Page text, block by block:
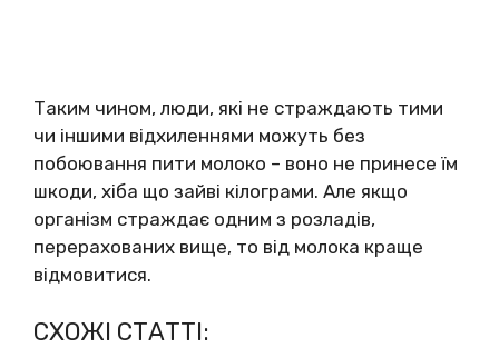
Таким чином, люди, які не страждають тими
чи іншими відхиленнями можуть без
побоювання пити молоко – воно не принесе їм
шкоди, хіба що зайві кілограми. Але якщо
організм страждає одним з розладів,
перерахованих вище, то від молока краще
відмовитися.
СХОЖІ СТАТТІ: